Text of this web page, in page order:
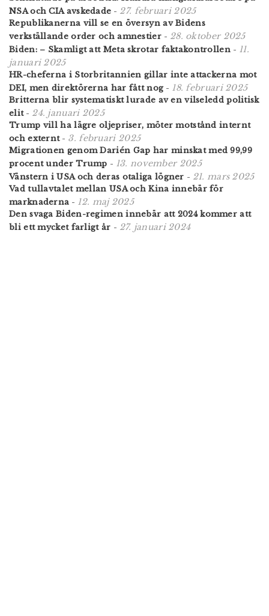
NSA och CIA avskedade - 27. februari 2025
Republikanerna vill se en översyn av Bidens
verkställande order och amnestier- 28. oktober 2025
Biden: – Skamligt att Meta skrotar faktakontrollen - 11.
januari 2025
HR-cheferna i Storbritannien gillar inte attackerna mot
DEI, men direktörerna har fått nog- 18. februari 2025
Britterna blir systematiskt lurade av en vilseledd politisk
elit- 24. januari 2025
Trump vill ha lägre oljepriser, möter motstånd internt
och externt- 3. februari 2025
Migrationen genom Darién Gap har minskat med 99,99
procent under Trump - 13. november 2025
Vänstern i USA och deras otaliga lögner - 21. mars 2025
Vad tullavtalet mellan USA och Kina innebär för
marknaderna - 12. maj 2025
Den svaga Biden-regimen innebär att 2024 kommer att
bli ett mycket farligt år - 27. januari 2024